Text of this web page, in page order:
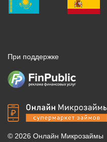
При поддержке
© 2026 Онлайн Микрозаймы